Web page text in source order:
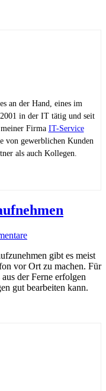
an der Hand, eines im
in der IT tätig und seit
Firma IT-Service
von gewerblichen Kunden
als auch Kollegen.
gibt es meist
vor Ort zu machen. Für
der Ferne erfolgen
gut bearbeiten kann.